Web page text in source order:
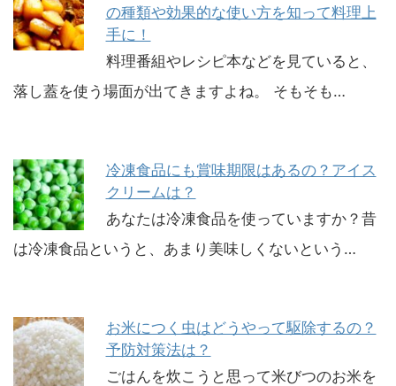
の種類や効果的な使い方を知って料理上
手に！
料理番組やレシピ本などを見ていると、
落し蓋を使う場面が出てきますよね。 そもそも…
冷凍食品にも賞味期限はあるの？アイス
クリームは？
あなたは冷凍食品を使っていますか？昔
は冷凍食品というと、あまり美味しくないという…
お米につく虫はどうやって駆除するの？
予防対策法は？
ごはんを炊こうと思って米びつのお米を